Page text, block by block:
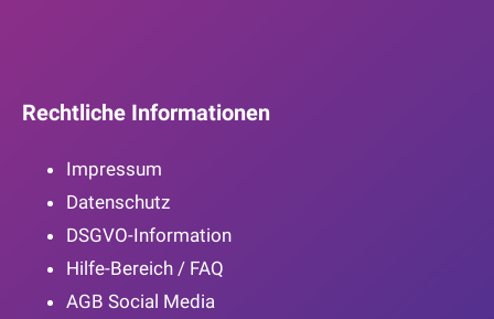
Rechtliche Informationen
Impressum
Datenschutz
DSGVO-Information
Hilfe-Bereich / FAQ
AGB Social Media